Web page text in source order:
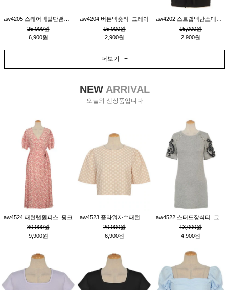
25,000원
6,900원
aw4204 버튼넥숏티_그레이
15,000원
2,900원
15,000원
2,900원
더보기 +
NEWARRIVAL
오늘의 신상품입니다
aw4524 패턴랩원피스_핑크
30,000원
9,900원
20,000원
6,900원
13,000원
4,900원